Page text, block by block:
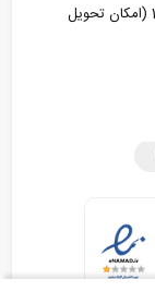
تهران،بلوار فتح, انتهای فتح 13، پلاک 126 (امکان تحویل